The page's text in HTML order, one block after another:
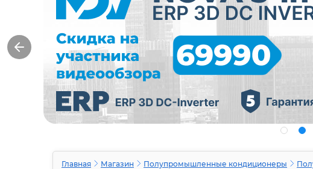
Главная Магазин Полупромышленные кондиционеры